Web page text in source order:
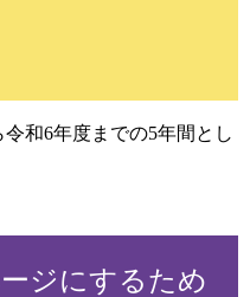
和6年度までの5年間とし
ジにするため